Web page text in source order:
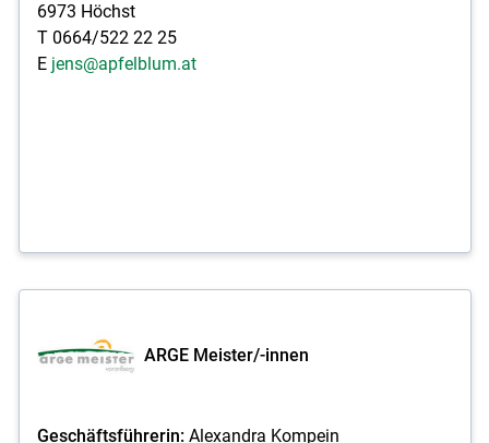
6973 Höchst
T 0664/522 22 25
E jens@apfelblum.at
ARGE Meister/-innen
Geschäftsführerin:Alexandra Kompein